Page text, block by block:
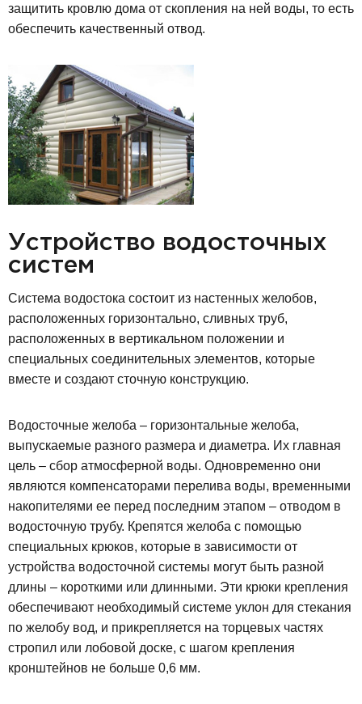
защитить кровлю дома от скопления на ней воды, то есть
обеспечить качественный отвод.
Устройство водосточных
систем
Система водостока состоит из настенных желобов,
расположенных горизонтально, сливных труб,
расположенных в вертикальном положении и
специальных соединительных элементов, которые
вместе и создают сточную конструкцию.
Водосточные желоба – горизонтальные желоба,
выпускаемые разного размера и диаметра. Их главная
цель – сбор атмосферной воды. Одновременно они
являются компенсаторами перелива воды, временными
накопителями ее перед последним этапом – отводом в
водосточную трубу. Крепятся желоба с помощью
специальных крюков, которые в зависимости от
устройства водосточной системы могут быть разной
длины – короткими или длинными. Эти крюки крепления
обеспечивают необходимый системе уклон для стекания
по желобу вод, и прикрепляется на торцевых частях
стропил или лобовой доске, с шагом крепления
кронштейнов не больше 0,6 мм.